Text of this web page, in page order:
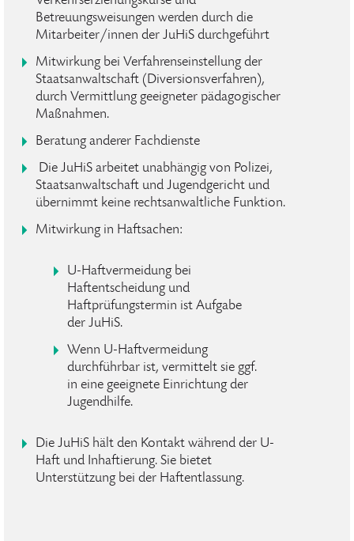
Betreuungsweisungen werden durch die
Mitarbeiter/innen der JuHiS durchgeführt
Mitwirkung bei Verfahrenseinstellung der
Staatsanwaltschaft (Diversionsverfahren),
durch Vermittlung geeigneter pädagogischer
Maßnahmen.
Beratung anderer Fachdienste
Die JuHiS arbeitet unabhängig von Polizei,
Staatsanwaltschaft und Jugendgericht und
übernimmt keine rechtsanwaltliche Funktion.
Mitwirkung in Haftsachen:
U-Haftvermeidung bei
Haftentscheidung und
Haftprüfungstermin ist Aufgabe
der JuHiS.
Wenn U-Haftvermeidung
durchführbar ist, vermittelt sie ggf.
in eine geeignete Einrichtung der
Jugendhilfe.
Die JuHiS hält den Kontakt während der U-
Haft und Inhaftierung. Sie bietet
Unterstützung bei der Haftentlassung.